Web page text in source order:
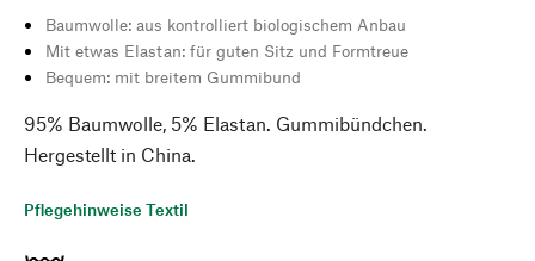
Baumwolle: aus kontrolliert biologischem Anbau
Mit etwas Elastan: für guten Sitz und Formtreue
Bequem: mit breitem Gummibund
95% Baumwolle, 5% Elastan. Gummibündchen.
Hergestellt in China.
Pflegehinweise Textil